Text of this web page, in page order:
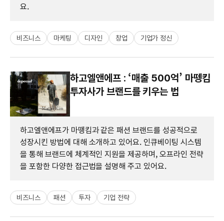
요.
비즈니스 마케팅 디자인 창업 기업가 정신
하고엘앤에프 : ‘매출 500억’ 마뗑킴
투자사가 브랜드를 키우는 법
하고엘앤에프가 마뗑킴과 같은 패션 브랜드를 성공적으로
성장시킨 방법에 대해 소개하고 있어요. 인큐베이팅 시스템
을 통해 브랜드에 체계적인 지원을 제공하며, 오프라인 전략
을 포함한 다양한 접근법을 설명해 주고 있어요.
비즈니스 패션 투자 기업 전략